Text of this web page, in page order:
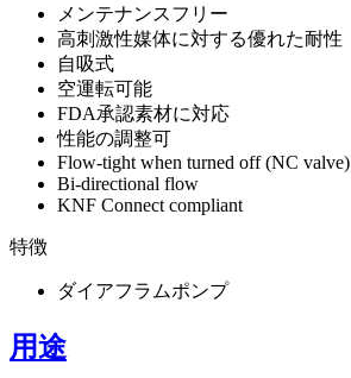
メンテナンスフリー
高刺激性媒体に対する優れた耐性
自吸式
空運転可能
FDA承認素材に対応
性能の調整可
Flow-tight when turned off (NC valve)
Bi-directional flow
KNF Connect compliant
特徴
ダイアフラムポンプ
用途